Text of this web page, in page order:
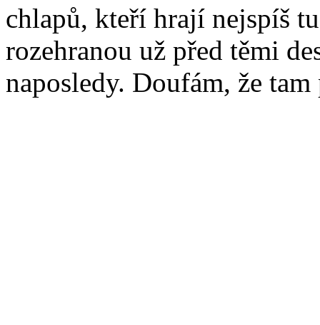
chlapů, kteří hrají nejspíš
rozehranou už před těmi
naposledy. Doufám, že